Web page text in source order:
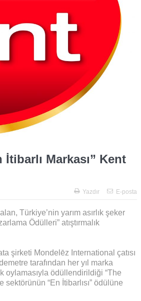
Markası” Kent
Yazdır E-posta
Türkiye’nin yarım asırlık şeker
Ödülleri” atıştırmalık
şirketi Mondelēz International çatısı
tarafından her yıl marka
oylamasıyla ödüllendirildiği “The
“En İtibarlısı” ödülüne